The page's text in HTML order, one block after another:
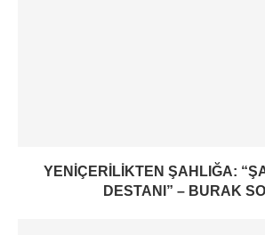
YENIÇERILIKTEN ŞAHLIĞA:
DESTANI” – BURAK